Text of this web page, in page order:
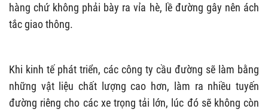
hàng chứ không phải bày ra vỉa hè, lề đường gây nên ách
tắc giao thông.
Khi kinh tế phát triển, các công ty cầu đường sẽ làm bằng
những vật liệu chất lượng cao hơn, làm ra nhiều tuyến
đường riêng cho các xe trọng tải lớn, lúc đó sẽ không còn